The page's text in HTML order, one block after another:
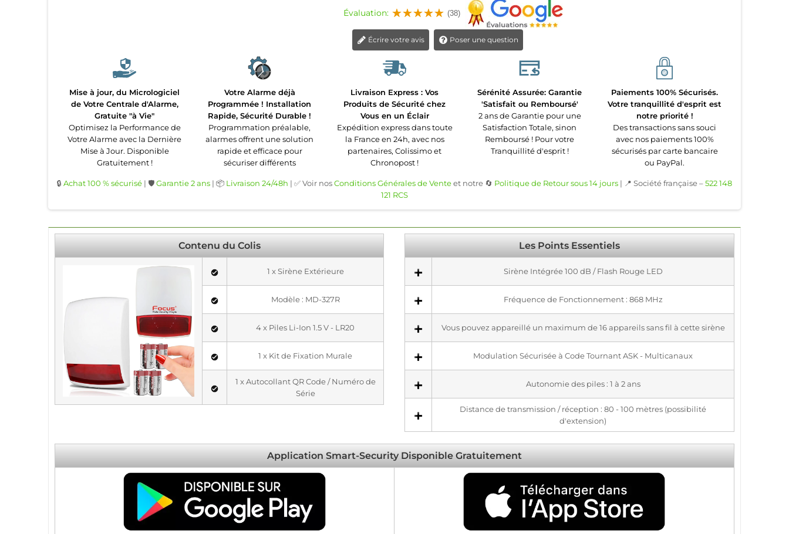
Évaluation: (38)
Écrire votre avis Poser une question
Mise à jour, du Micrologiciel
de Votre Centrale d'Alarme,
Gratuite "à Vie"
Optimisez la Performance de
Votre Alarme avec la Dernière
Mise à Jour. Disponible
Gratuitement !
Votre Alarme déjà
Programmée ! Installation
Rapide, Sécurité Durable !
Programmation préalable,
alarmes offrent une solution
rapide et efficace pour
sécuriser différents
Livraison Express : Vos
Produits de Sécurité chez
Vous en un Éclair
Expédition express dans toute
la France en 24h, avec nos
partenaires, Colissimo et
Chronopost !
Sérénité Assurée: Garantie
'Satisfait ou Remboursé'
2 ans de Garantie pour une
Satisfaction Totale, sinon
Remboursé ! Pour votre
Tranquillité d'esprit !
Paiements 100% Sécurisés.
Votre tranquillité d'esprit est
notre priorité !
Des transactions sans souci
avec nos paiements 100%
sécurisés par carte bancaire
ou PayPal.
🔒 Achat 100 % sécurisé | 🛡️Garantie 2 ans | 📦 Livraison 24/48h | ✅ Voir nosConditions Générales de Venteet notre 🔄 Politique de Retour sous 14 jours | 📍 Société française –522 148
121 RCS
Contenu du Colis
1 x Sirène Extérieure
Modèle : MD-327R
4 x Piles Li-Ion 1.5 V - LR20
1 x Kit de Fixation Murale
1 x Autocollant QR Code / Numéro de
Série
Les Points Essentiels
Sirène Intégrée 100 dB / Flash Rouge LED
Fréquence de Fonctionnement : 868 MHz
Vous pouvez appareillé un maximum de 16 appareils sans fil à cette sirène
Modulation Sécurisée à Code Tournant ASK - Multicanaux
Autonomie des piles : 1 à 2 ans
Distance de transmission / réception : 80 - 100 mètres (possibilité
d'extension)
Application Smart-Security Disponible Gratuitement